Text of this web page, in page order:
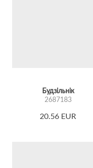
Будзільнік
2687183
20.56 EUR